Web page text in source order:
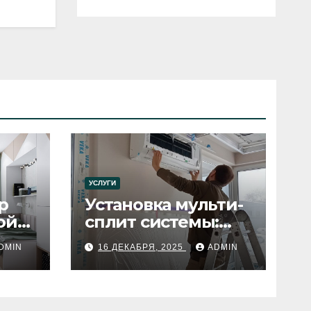
УСЛУГИ
Установка мульти-
сплит системы:
пошаговое
руководство
16 ДЕКАБРЯ, 2025 ADMIN